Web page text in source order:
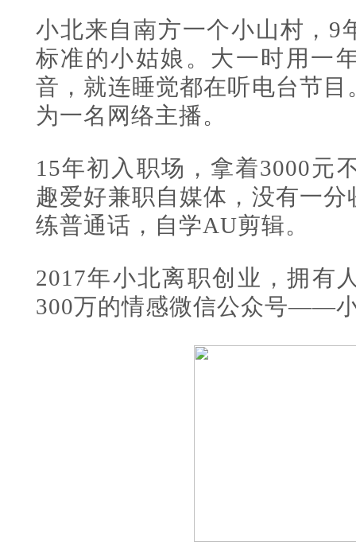
小北来自南方一个小山村，9
标准的小姑娘。大一时用一
音，就连睡觉都在听电台节
为一名网络主播。
15年初入职场，拿着3000元
趣爱好兼职自媒体，没有一
练普通话，自学AU剪辑。
2017年小北离职创业，拥有
300万的情感微信公众号——